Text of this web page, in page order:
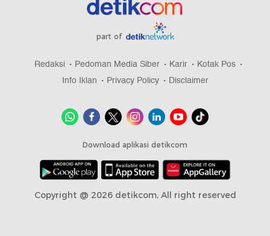
part of
Redaksi Pedoman Media Siber Karir
Kotak Pos
Info Iklan
Privacy Policy Disclaimer
Download aplikasi detikcom
Copyright @ 2026 detikcom, All right reserved